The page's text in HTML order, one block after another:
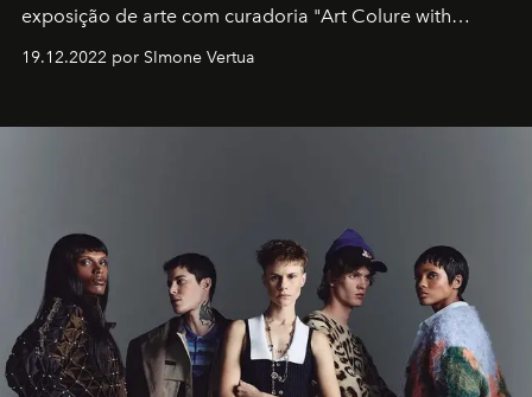
exposição de arte com curadoria "Art Colure with
19.12.2022 por SImone Vertua